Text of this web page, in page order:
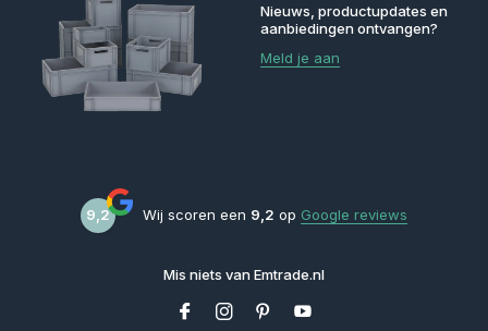
Nieuws, productupdates en
aanbiedingen ontvangen?
Meld je aan
9,2 Wij scoren een 9,2 op Google reviews
Mis niets van Emtrade.nl